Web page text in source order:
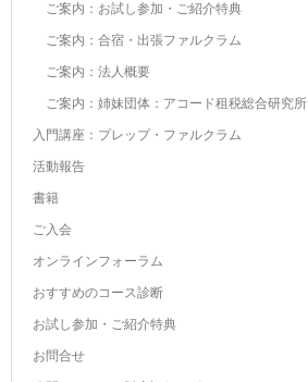
ご案内：お試し参加・ご紹介特典
ご案内：合宿・出張ファルクラム
ご案内：法人概要
ご案内：姉妹団体：アコード租税総合研究所
入門講座：プレップ・ファルクラム
活動報告
書籍
ご入会
オンラインフォーラム
おすすめのコース診断
お試し参加・ご紹介特典
お問合せ